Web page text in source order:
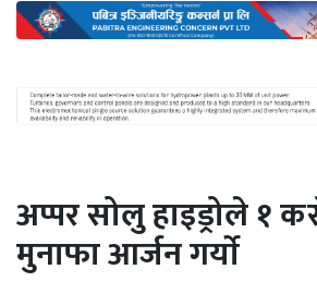
ऊर्जा
दक्षता
खबर
हरित
अप्पर सोलु हाइड्रोले १
मुनाफा आर्जन गर्याे